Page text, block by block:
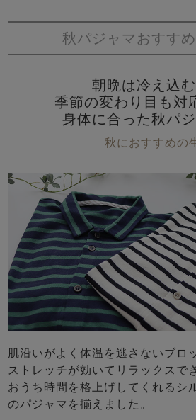
秋パジャマおすす
朝晩は冷え込む
季節の変わり目も対
身体に合った秋パ
秋におすすめの
肌沿いがよく体温を逃さないブロ
ストレッチが効いてリラックスで
おうち時間を格上げしてくれるシ
のパジャマを揃えました。